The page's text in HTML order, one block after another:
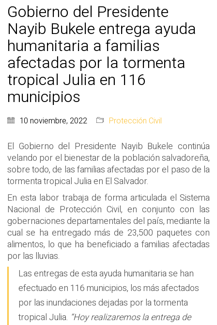
Gobierno del Presidente
Nayib Bukele entrega ayuda
humanitaria a familias
afectadas por la tormenta
tropical Julia en 116
municipios
10 noviembre, 2022 Protección Civil
El Gobierno del Presidente Nayib Bukele continúa
velando por el bienestar de la población salvadoreña,
sobre todo, de las familias afectadas por el paso de la
tormenta tropical Julia en El Salvador.
En esta labor trabaja de forma articulada el Sistema
Nacional de Protección Civil, en conjunto con las
gobernaciones departamentales del país, mediante la
cual se ha entregado más de 23,500 paquetes con
alimentos, lo que ha beneficiado a familias afectadas
por las lluvias.
Las entregas de esta ayuda humanitaria se han
efectuado en 116 municipios, los más afectados
por las inundaciones dejadas por la tormenta
tropical Julia. “Hoy realizaremos la entrega de